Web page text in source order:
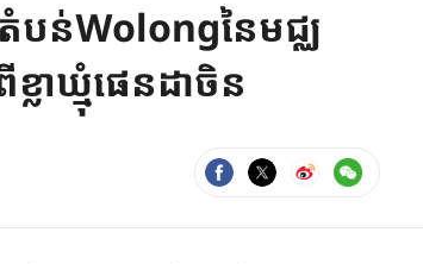
បន់Wolongនៃមជ្ឈ
លាឃ្មុំផេនដាចិន